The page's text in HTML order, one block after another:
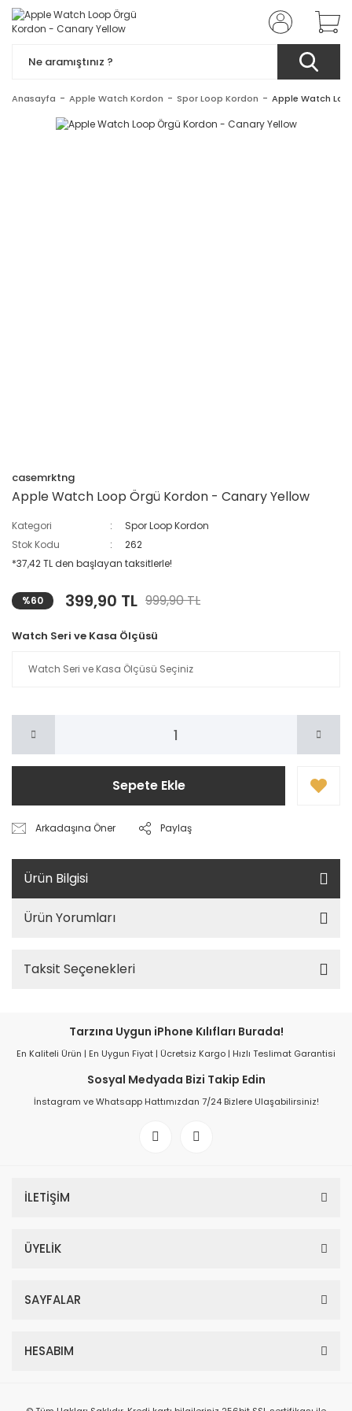
Anasayfa Apple Watch Kordon Spor Loop Kordon Apple Watch
casemrktng
Apple Watch Loop Örgü Kordon - Canary Yellow
Kategori
Spor Loop Kordon
Stok Kodu
262
*37,42 TL den başlayan taksitlerle!
%60 399,90 TL 999,90 TL
Watch Seri ve Kasa Ölçüsü
Sepete Ekle
Arkadaşına Öner Paylaş
Ürün Bilgisi
Ürün Yorumları
Taksit Seçenekleri
Tarzına Uygun iPhone Kılıfları Burada!
En Kaliteli Ürün | En Uygun Fiyat | Ücretsiz Kargo | Hızlı Teslimat Garantisi
Sosyal Medyada Bizi Takip Edin
İnstagram ve Whatsapp Hattımızdan 7/24 Bizlere Ulaşabilirsiniz!
İLETİŞİM
ÜYELİK
SAYFALAR
HESABIM